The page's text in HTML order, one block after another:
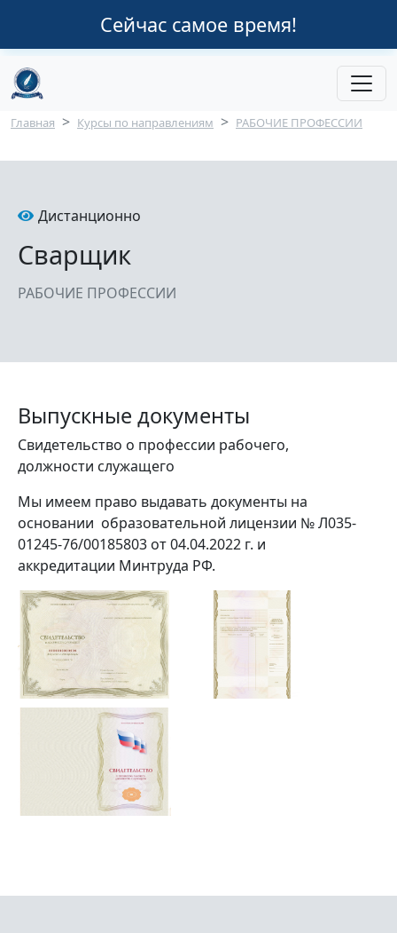
Сейчас самое время!
Строка навигации
Главная Курсы по направлениям РАБОЧИЕ ПРОФЕССИИ
Дистанционно
Сварщик
РАБОЧИЕ ПРОФЕССИИ
Выпускные документы
Свидетельство о профессии рабочего,
должности служащего
Мы имеем право выдавать документы на
основании образовательной лицензии № Л035-
01245-76/00185803 от 04.04.2022 г. и
аккредитации Минтруда РФ.